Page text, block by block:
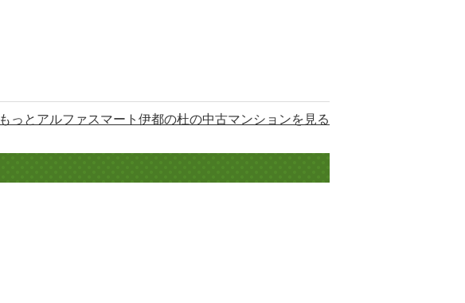
もっとアルファスマート伊都の杜の中古マンションを見る